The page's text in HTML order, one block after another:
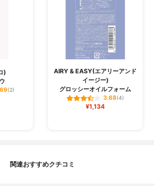
)
(2)
AIRY & EASY(エアリーアンド
イージー)
グロッシーオイルフォーム
3.68(4)
¥1,134
関連おすすめクチコミ